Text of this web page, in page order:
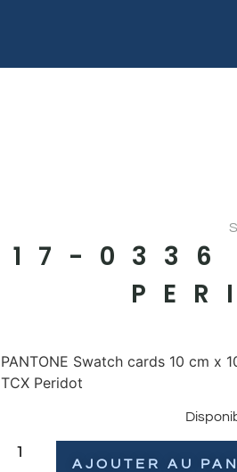
17-0336
PANTONE Swatch cards 10 cm x
TCX Peridot
AJOUTER AU